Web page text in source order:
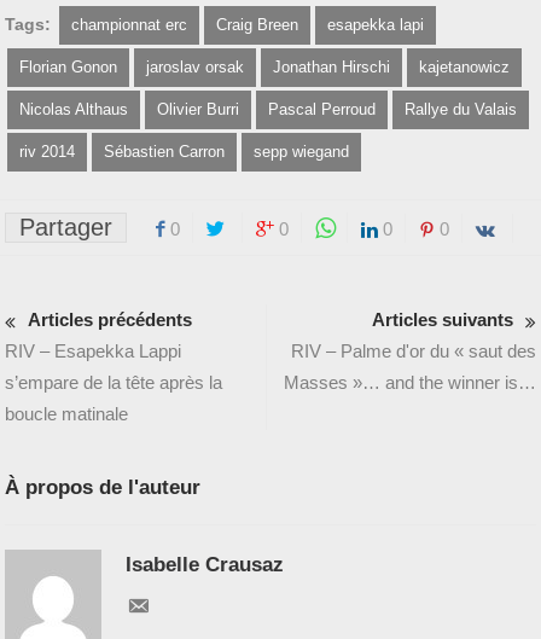
Tags: championnat erc Craig Breen esapekka lapi
Florian Gonon jaroslav orsak Jonathan Hirschi kajetanowicz
Nicolas Althaus Olivier Burri Pascal Perroud Rallye du Valais
riv 2014 Sébastien Carron sepp wiegand
Partager 0 0 0 0
Articles précédents
RIV – Esapekka Lappi
s’empare de la tête après la
boucle matinale
Articles suivants
RIV – Palme d'or du « saut des
Masses »… and the winner is…
À propos de l'auteur
Isabelle Crausaz